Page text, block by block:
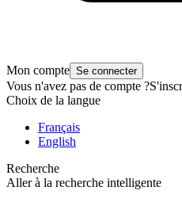
Mon compte Se connecter
Vous n'avez pas de compte ?
Choix de la langue
Français
English
Recherche
Aller à la recherche intelligente